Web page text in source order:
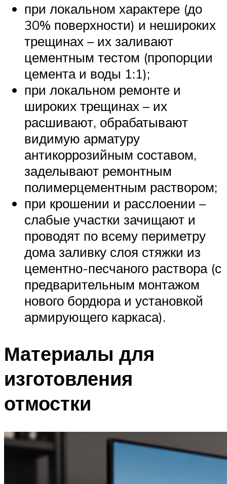
при локальном характере (до
30% поверхности) и нешироких
трещинах – их заливают
цементным тестом (пропорции
цемента и воды 1:1);
при локальном ремонте и
широких трещинах – их
расшивают, обрабатывают
видимую арматуру
антикоррозийным составом,
заделывают ремонтным
полимерцементным раствором;
при крошении и расслоении –
слабые участки зачищают и
проводят по всему периметру
дома заливку слоя стяжки из
цементно-песчаного раствора (с
предварительным монтажом
нового бордюра и установкой
армирующего каркаса).
Материалы для
изготовления
отмостки